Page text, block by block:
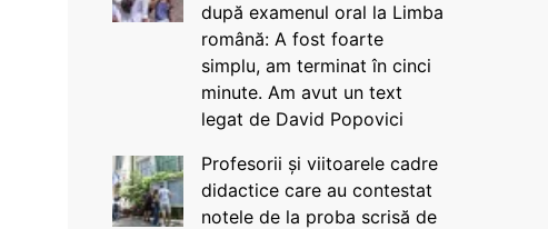
după examenul oral la Limba
română: A fost foarte
simplu, am terminat în cinci
minute. Am avut un text
legat de David Popovici
Profesorii și viitoarele cadre
didactice care au contestat
notele de la proba scrisă de